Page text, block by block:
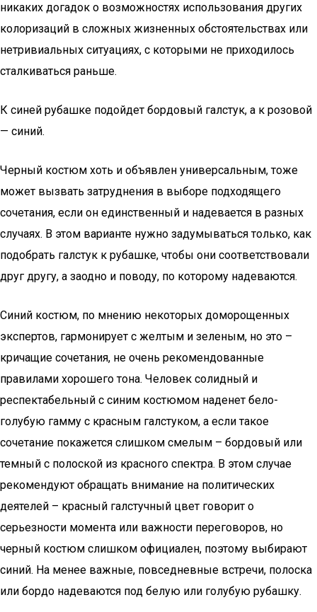
никаких догадок о возможностях использования других
колоризаций в сложных жизненных обстоятельствах или
нетривиальных ситуациях, с которыми не приходилось
сталкиваться раньше.
К синей рубашке подойдет бордовый галстук, а к розовой
— синий.
Черный костюм хоть и объявлен универсальным, тоже
может вызвать затруднения в выборе подходящего
сочетания, если он единственный и надевается в разных
случаях. В этом варианте нужно задумываться только, как
подобрать галстук к рубашке, чтобы они соответствовали
друг другу, а заодно и поводу, по которому надеваются.
Синий костюм, по мнению некоторых доморощенных
экспертов, гармонирует с желтым и зеленым, но это –
кричащие сочетания, не очень рекомендованные
правилами хорошего тона. Человек солидный и
респектабельный с синим костюмом наденет бело-
голубую гамму с красным галстуком, а если такое
сочетание покажется слишком смелым – бордовый или
темный с полоской из красного спектра. В этом случае
рекомендуют обращать внимание на политических
деятелей – красный галстучный цвет говорит о
серьезности момента или важности переговоров, но
черный костюм слишком официален, поэтому выбирают
синий. На менее важные, повседневные встречи, полоска
или бордо надеваются под белую или голубую рубашку.